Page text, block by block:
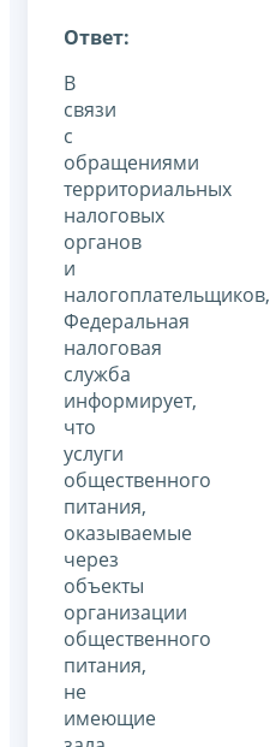
Ответ:
В
связи
с
обращениями
территориальных
налоговых
органов
и
налогоплательщиков,
Федеральная
налоговая
служба
информирует,
что
услуги
общественного
питания,
оказываемые
через
объекты
организации
общественного
питания,
не
имеющие